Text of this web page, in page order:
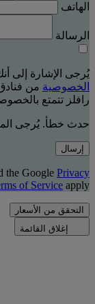
الهاتف
الرسالة
يُرجى الإشارة إلى
الخصوصية من
رافلز تتمتع
حدث خطأ. يُرجى
إرسال
the Google Privacy
of Service apply.
التحقق من الأسعار
إغلاق القائمة